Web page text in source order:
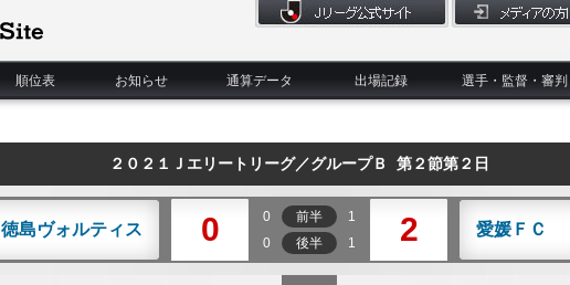
順位表 お知らせ 通算データ 出場記録 選手・監督・審判
２０２１Ｊエリートリーグ／グループＢ 第２節第２日
徳島ヴォルティス 0 0 前半
1
0
後半 1 2 愛媛ＦＣ